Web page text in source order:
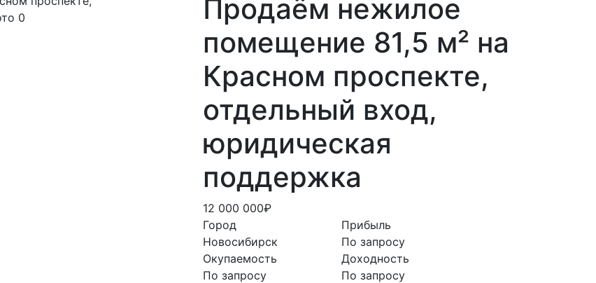
Продаём нежилое
помещение 81,5 м² на
Красном проспекте,
отдельный вход,
юридическая
поддержка
12 000 000₽
Город
Новосибирск
Окупаемость
По запросу
Прибыль
По запросу
Доходность
По запросу